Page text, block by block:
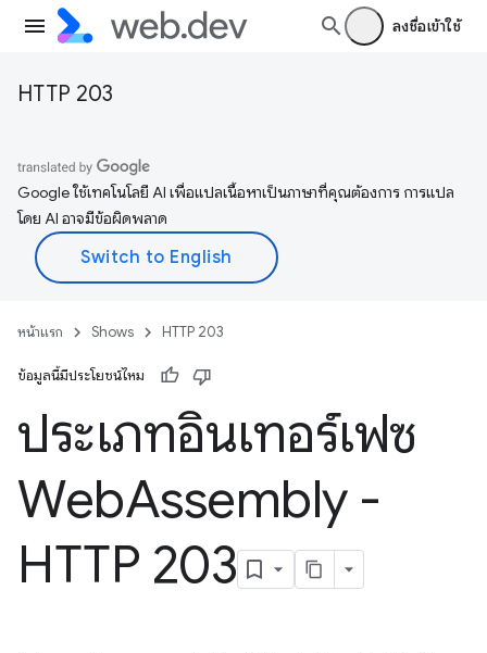
ลงชื่อเข้าใช้
HTTP 203
Google ใช้เทคโนโลยี AI เพื่อแปลเนื้อหาเป็นภาษาที่คุณต้องการ การแปล
โดย AI อาจมีข้อผิดพลาด
หน้าแรก Shows HTTP 203
ข้อมูลนี้มีประโยชน์ไหม
ประเภทอินเทอร์เฟซ
WebAssembly -
HTTP 203